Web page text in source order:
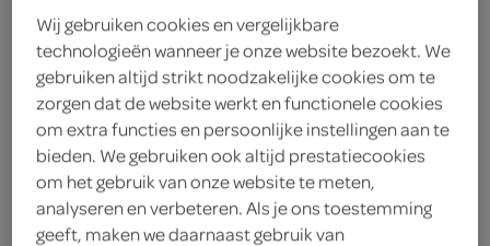
Tropical aloë vera
naturel
Tropical
Wij gebruiken cookies en vergelijkbare
technologieën wanneer je onze website bezoekt. We
gebruiken altijd strikt noodzakelijke cookies om te
zorgen dat de website werkt en functionele cookies
om extra functies en persoonlijke instellingen aan te
bieden. We gebruiken ook altijd prestatiecookies
om het gebruik van onze website te meten,
analyseren en verbeteren. Als je ons toestemming
geeft, maken we daarnaast gebruik van